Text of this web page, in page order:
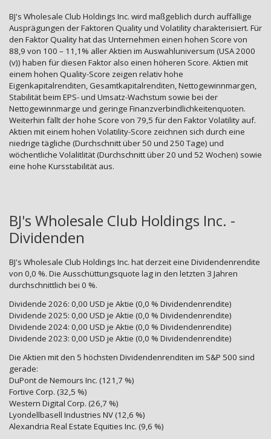
BJ's Wholesale Club Holdings Inc. wird maßgeblich durch auffällige
Ausprägungen der Faktoren Quality und Volatility charakterisiert. Für
den Faktor Quality hat das Unternehmen einen hohen Score von
88,9 von 100 – 11,1% aller Aktien im Auswahluniversum (USA 2000
(v)) haben für diesen Faktor also einen höheren Score. Aktien mit
einem hohen Quality-Score zeigen relativ hohe
Eigenkapitalrenditen, Gesamtkapitalrenditen, Nettogewinnmargen,
Stabilität beim EPS- und Umsatz-Wachstum sowie bei der
Nettogewinnmarge und geringe Finanzverbindlichkeitenquoten.
Weiterhin fällt der hohe Score von 79,5 für den Faktor Volatility auf.
Aktien mit einem hohen Volatility-Score zeichnen sich durch eine
niedrige tägliche (Durchschnitt über 50 und 250 Tage) und
wöchentliche Volalitlität (Durchschnitt über 20 und 52 Wochen) sowie
eine hohe Kursstabilität aus.
BJ's Wholesale Club Holdings Inc. -
Dividenden
BJ's Wholesale Club Holdings Inc. hat derzeit eine Dividendenrendite
von 0,0 %. Die Ausschüttungsquote lag in den letzten 3 Jahren
durchschnittlich bei 0 %.
Dividende 2026: 0,00 USD je Aktie (0,0 % Dividendenrendite)
Dividende 2025: 0,00 USD je Aktie (0,0 % Dividendenrendite)
Dividende 2024: 0,00 USD je Aktie (0,0 % Dividendenrendite)
Dividende 2023: 0,00 USD je Aktie (0,0 % Dividendenrendite)
Die Aktien mit den 5 höchsten Dividendenrenditen im S&P 500 sind
gerade:
DuPont de Nemours Inc. (121,7 %)
Fortive Corp. (32,5 %)
Western Digital Corp. (26,7 %)
Lyondellbasell Industries NV (12,6 %)
Alexandria Real Estate Equities Inc. (9,6 %)